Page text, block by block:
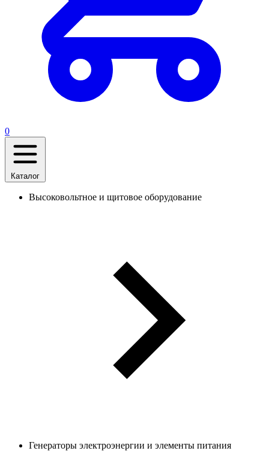
0
Каталог
Высоковольтное и щитовое оборудование
Генераторы электроэнергии и элементы питания